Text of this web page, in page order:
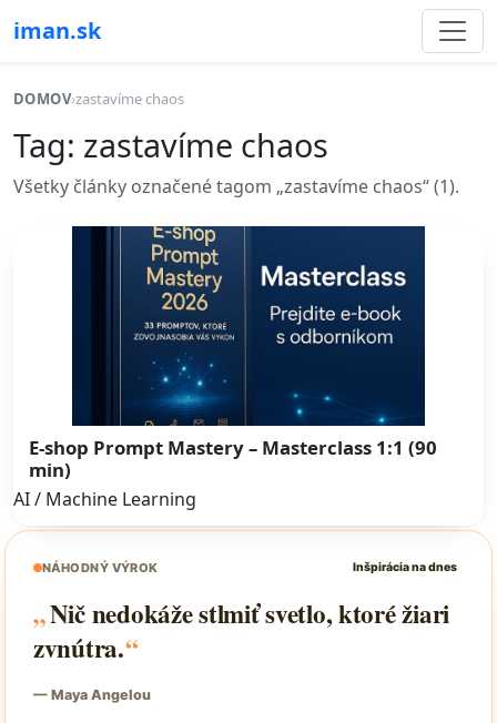
iman.sk
DOMOV›zastavíme chaos
Tag: zastavíme chaos
Všetky články označené tagom „zastavíme chaos“ (1).
E-shop Prompt Mastery – Masterclass 1:1 (90
min)
AI / Machine Learning